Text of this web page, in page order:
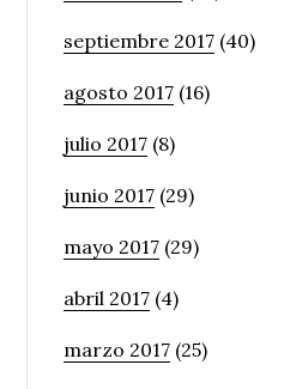
septiembre 2017 (40)
agosto 2017 (16)
julio 2017 (8)
junio 2017 (29)
mayo 2017 (29)
abril 2017 (4)
marzo 2017 (25)